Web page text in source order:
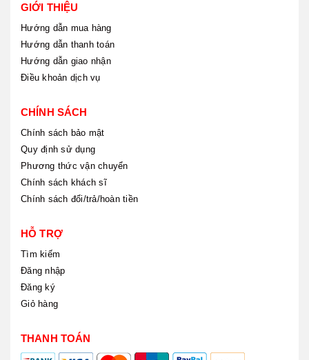
GIỚI THIỆU
Hướng dẫn mua hàng
Hướng dẫn thanh toán
Hướng dẫn giao nhận
Điều khoản dịch vụ
CHÍNH SÁCH
Chính sách bảo mật
Quy định sử dụng
Phương thức vận chuyển
Chính sách khách sĩ
Chính sách đổi/trả/hoàn tiền
HỖ TRỢ
Tìm kiếm
Đăng nhập
Đăng ký
Giỏ hàng
THANH TOÁN